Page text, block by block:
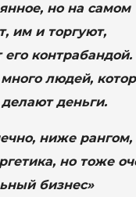
но на самом
им и торгуют,
его
много людей,
деньги.
ниже рангом,
но тоже
бизнес»